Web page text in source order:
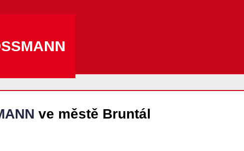
ve městě Bruntál